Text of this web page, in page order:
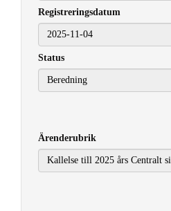
Registreringsdatum
2025-11-04
Status
Ärenderubrik